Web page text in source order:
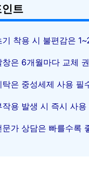
트
기 착용 시 불편감은
창은 6개월마다 교체
탁은 중성세제 사용 필
작용 발생 시 즉시 사용
문가 상담은 빠를수록